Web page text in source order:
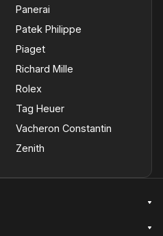
Panerai
Patek Philippe
Piaget
Richard Mille
Rolex
Tag Heuer
Vacheron Constantin
Zenith